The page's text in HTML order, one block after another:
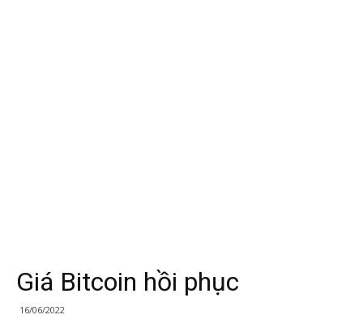
Giá Bitcoin hồi phục
16/06/2022